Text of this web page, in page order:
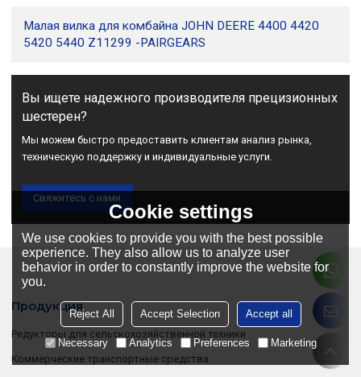
Малая вилка для комбайна JOHN DEERE 4400 4420
5420 5440 Z11299 -PAIRGEARS
Вы ищете надежного производителя прецизионных
шестерен?
Мы можем быстро предоставить клиентам анализ рынка,
техническую поддержку и индивидуальные услуги.
Свяжитесь с нами
Продукция
Редукторы для сельскохозяйственной техники
Коммерческие транспортные средства
Cookie settings
We use cookies to provide you with the best possible
experience. They also allow us to analyze user
behavior in order to constantly improve the website for
you.
Reject All Accept Selection Accept all
Necessary Analytics Preferences Marketing